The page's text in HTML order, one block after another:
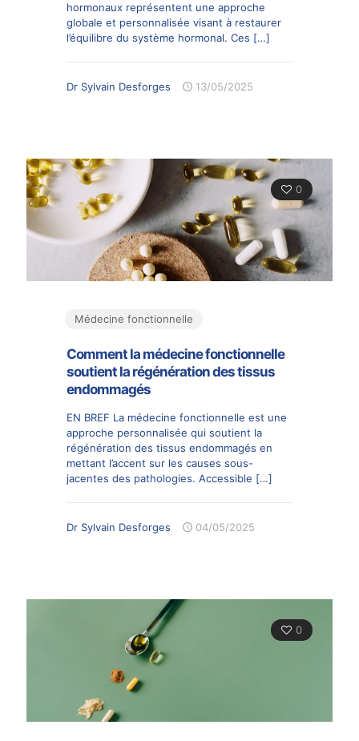
hormonaux représentent une approche
globale et personnalisée visant à restaurer
l’équilibre du système hormonal. Ces […]
Dr Sylvain Desforges 13/05/2025
0
Médecine fonctionnelle
Comment la médecine fonctionnelle
soutient la régénération des tissus
endommagés
EN BREF La médecine fonctionnelle est une
approche personnalisée qui soutient la
régénération des tissus endommagés en
mettant l’accent sur les causes sous-
jacentes des pathologies. Accessible […]
Dr Sylvain Desforges 04/05/2025
0